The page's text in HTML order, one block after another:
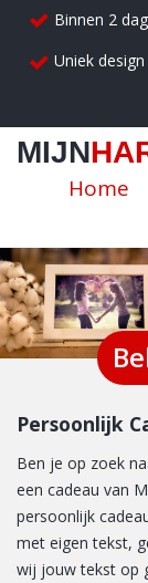
Binnen 2
Uniek design
MIJN
Home
Persoonlijk
Ben je op zoek
een cadeau van
persoonlijk
met eigen tekst,
wij jouw tekst op